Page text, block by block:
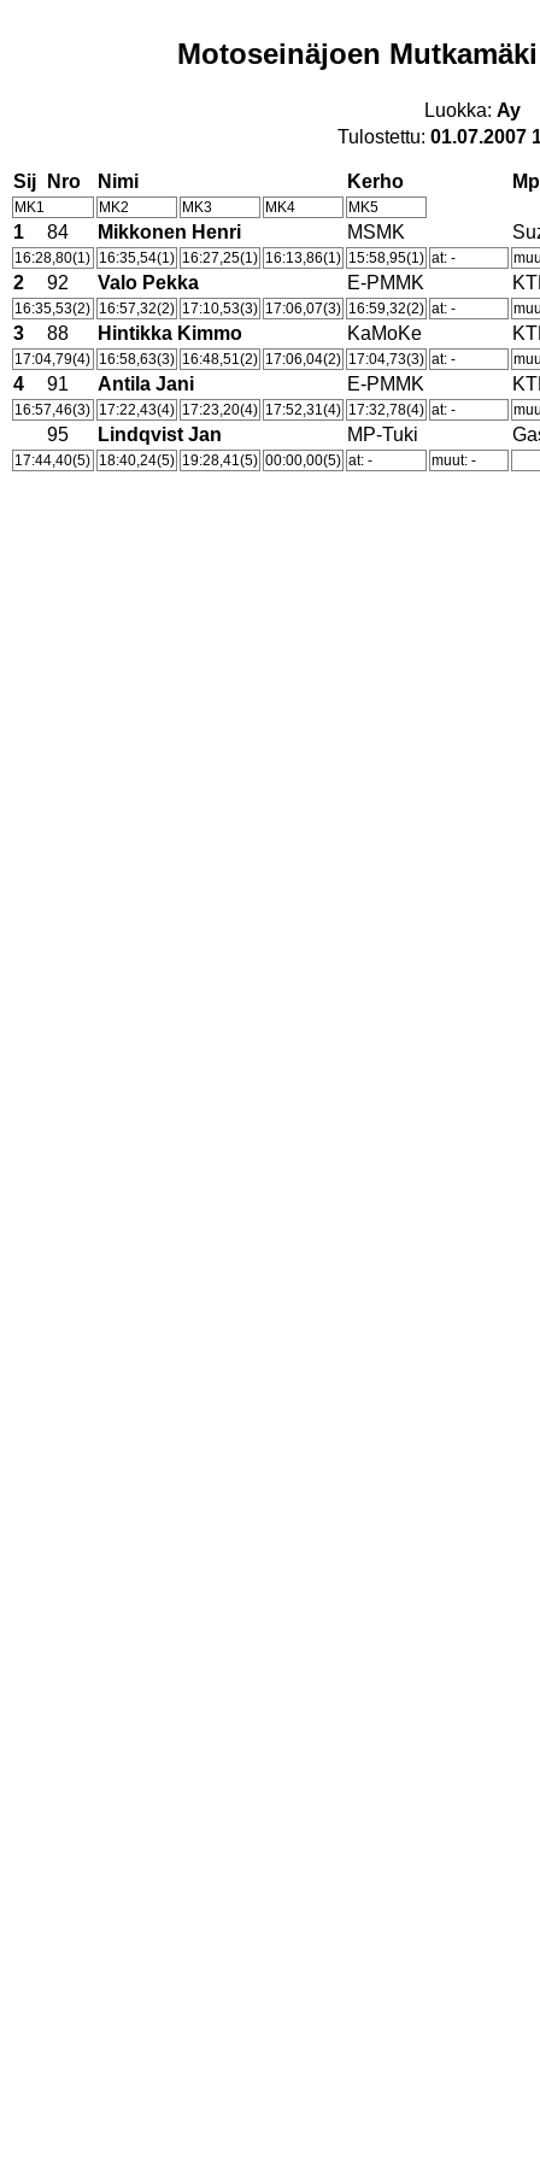
Motoseinäjoen
Luokka: Ay
Tulostettu: 01.07.2007
Sij Nro Nimi Kerho Mp
MK1 MK2 MK3 MK4 MK5
1 84 Mikkonen Henri MSMK
16:28,80(1) 16:35,54(1) 16:27,25(1) 16:13,86(1) 15:58,95(1) at: -
2 92 Valo Pekka E-PMMK
16:35,53(2) 16:57,32(2) 17:10,53(3) 17:06,07(3) 16:59,32(2) at: -
3 88 Hintikka Kimmo KaMoKe
17:04,79(4) 16:58,63(3) 16:48,51(2) 17:06,04(2) 17:04,73(3) at: -
4 91 Antila Jani E-PMMK
16:57,46(3) 17:22,43(4) 17:23,20(4) 17:52,31(4) 17:32,78(4) at: -
95 Lindqvist Jan MP-Tuki
17:44,40(5) 18:40,24(5) 19:28,41(5) 00:00,00(5) at: - muut: -